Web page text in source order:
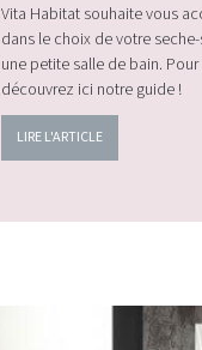
Vita Habitat souhaite vous
dans le choix de votre
une petite salle de bain.
découvrez ici notre guide !
LIRE L'ARTICLE